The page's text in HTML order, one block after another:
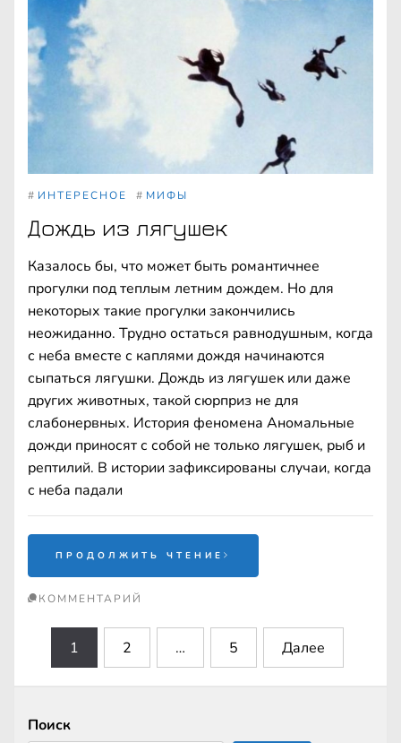
# ИНТЕРЕСНОЕ # МИФЫ
Дождь из лягушек
Казалось бы, что может быть романтичнее
прогулки под теплым летним дождем. Но для
некоторых такие прогулки закончились
неожиданно. Трудно остаться равнодушным, когда
с неба вместе с каплями дождя начинаются
сыпаться лягушки. Дождь из лягушек или даже
других животных, такой сюрприз не для
слабонервных. История феномена Аномальные
дожди приносят с собой не только лягушек, рыб и
рептилий. В истории зафиксированы случаи, когда
с неба падали
ПРОДОЛЖИТЬ ЧТЕНИЕ
КОММЕНТАРИЙ
Пагинация
записей
1 2 … 5 Далее
Поиск